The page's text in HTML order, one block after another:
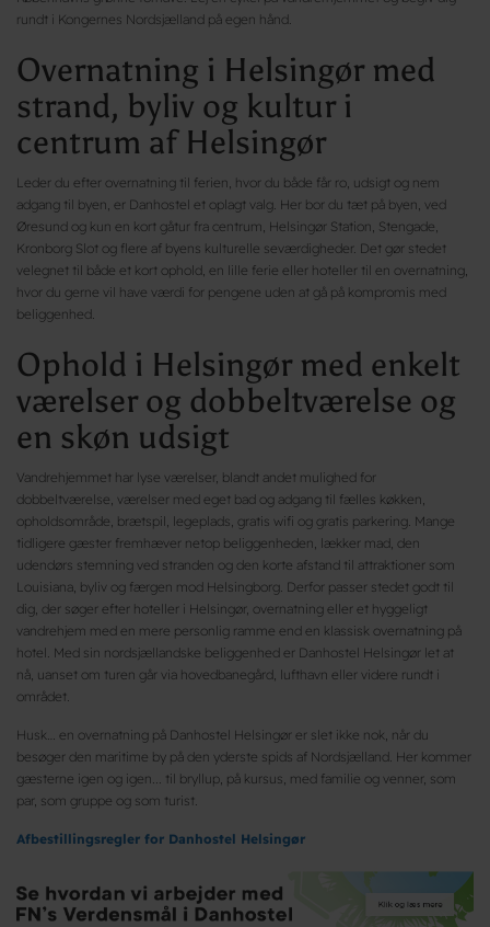
rundt i Kongernes Nordsjælland på egen hånd.
Overnatning i Helsingør med
strand, byliv og kultur i
centrum af Helsingør
Leder du efter overnatning til ferien, hvor du både får ro, udsigt og nem
adgang til byen, er Danhostel et oplagt valg. Her bor du tæt på byen, ved
Øresund og kun en kort gåtur fra centrum, Helsingør Station, Stengade,
Kronborg Slot og flere af byens kulturelle seværdigheder. Det gør stedet
velegnet til både et kort ophold, en lille ferie eller hoteller til en overnatning,
hvor du gerne vil have værdi for pengene uden at gå på kompromis med
beliggenhed.
Ophold i Helsingør med enkelt
værelser og dobbeltværelse og
en skøn udsigt
Vandrehjemmet har lyse værelser, blandt andet mulighed for
dobbeltværelse, værelser med eget bad og adgang til fælles køkken,
opholdsområde, brætspil, legeplads, gratis wifi og gratis parkering. Mange
tidligere gæster fremhæver netop beliggenheden, lækker mad, den
udendørs stemning ved stranden og den korte afstand til attraktioner som
Louisiana, byliv og færgen mod Helsingborg. Derfor passer stedet godt til
dig, der søger efter hoteller i Helsingør, overnatning eller et hyggeligt
vandrehjem med en mere personlig ramme end en klassisk overnatning på
hotel. Med sin nordsjællandske beliggenhed er Danhostel Helsingør let at
nå, uanset om turen går via hovedbanegård, lufthavn eller videre rundt i
området.
Husk… en overnatning på Danhostel Helsingør er slet ikke nok, når du
besøger den maritime by på den yderste spids af Nordsjælland. Her kommer
gæsterne igen og igen... til bryllup, på kursus, med familie og venner, som
par, som gruppe og som turist.
Afbestillingsregler for Danhostel Helsingør